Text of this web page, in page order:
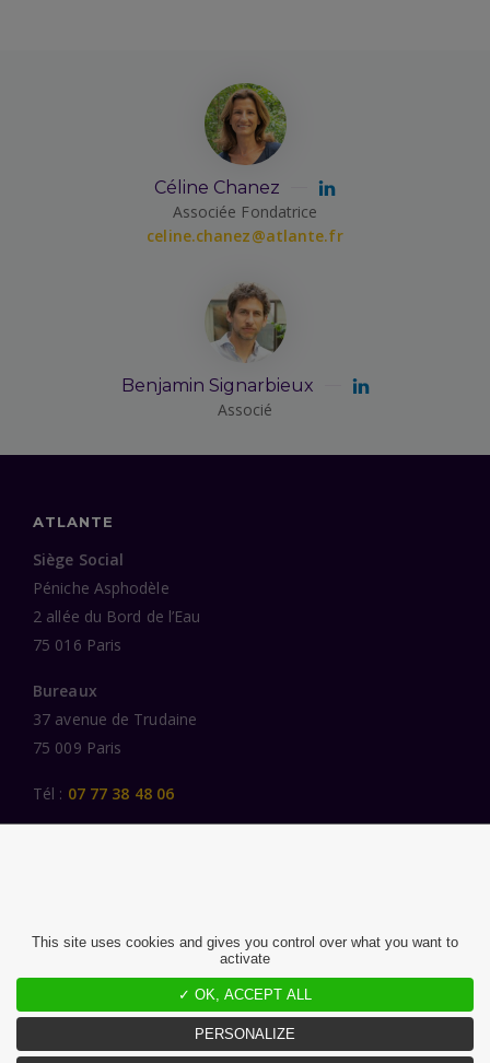
Céline Chanez
Associée Fondatrice
celine.chanez@atlante.fr
Benjamin Signarbieux
Associé
ATLANTE
Siège Social
Péniche Asphodèle
2 allée du Bord de l’Eau
75 016 Paris
Bureaux
37 avenue de Trudaine
75 009 Paris
Tél : 07 77 38 48 06
DES FEMMES ET DES HOMMES ENGAGÉS
This site uses cookies and gives you control over what you want to
activate
✓ OK, ACCEPT ALL
PERSONALIZE